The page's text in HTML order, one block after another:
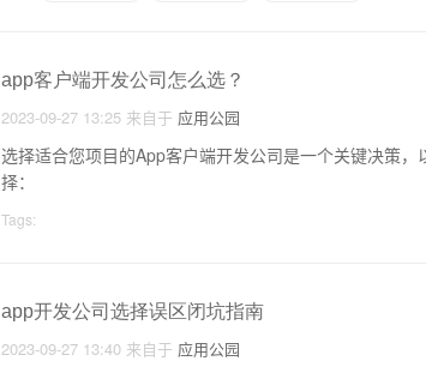
app客户端开发公司怎么选？
2023-09-27 13:25 来自于 应用公园
选择适合您项目的App客户端开发公司是一个关键决策
择：
Tags:
app开发公司选择误区闭坑指南
2023-09-27 13:40 来自于 应用公园